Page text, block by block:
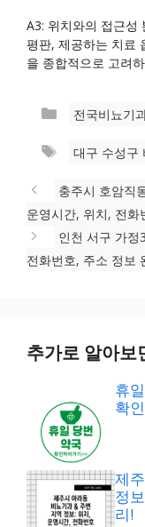
A3: 위치와의 접근성
평판, 제공하는 치료
을 종합적으로 고려
카
고
전국비뇨기
태
대구 수성구
충주시 호암직
운영시간, 위치, 전화
인천 서구 가정
전화번호, 주소 정보
추가로 알아보
휴
확
제
정
리!